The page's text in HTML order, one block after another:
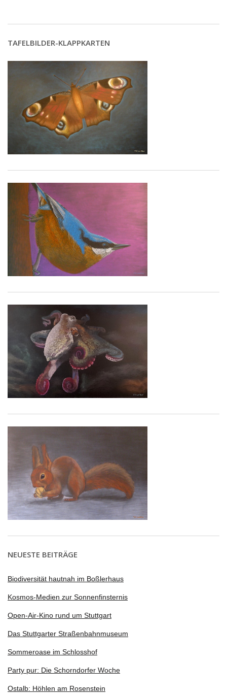
TAFELBILDER-KLAPPKARTEN
NEUESTE BEITRÄGE
Biodiversität hautnah im Boßlerhaus
Kosmos-Medien zur Sonnenfinsternis
Open-Air-Kino rund um Stuttgart
Das Stuttgarter Straßenbahnmuseum
Sommeroase im Schlosshof
Party pur: Die Schorndorfer Woche
Ostalb: Höhlen am Rosenstein